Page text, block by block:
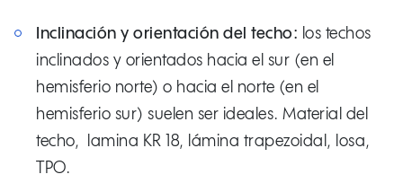
Inclinación y orientación del techo: los techos
inclinados y orientados hacia el sur (en el
hemisferio norte) o hacia el norte (en el
hemisferio sur) suelen ser ideales. Material del
techo, lamina KR 18, lámina trapezoidal, losa,
TPO.